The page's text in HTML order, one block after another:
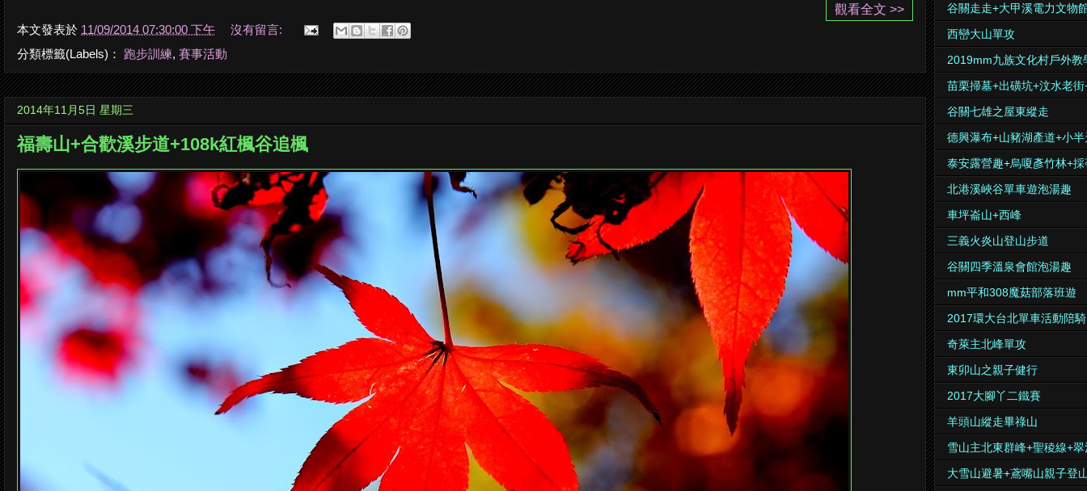
觀看全文 >>
本文發表於 11/09/2014 07:30:00 下午
沒有留言:
分類標籤(Labels)： 跑步訓練, 賽事活動
2014年11月5日 星期三
福壽山+合歡溪步道+108k紅楓谷追楓
谷關走走+大甲溪電力文物
西巒大山單攻
2019mm九族文化村戶外教
苗栗掃墓+出磺坑+汶水老
谷關七雄之屋東縱走
德興瀑布+山豬湖產道+小
泰安露營趣+烏嗄彥竹林+採
北港溪峽谷單車遊泡湯趣
車坪崙山+西峰
三義火炎山登山步道
谷關四季溫泉會館泡湯趣
mm平和308魔菇部落班遊
2017環大台北單車活動陪騎
奇萊主北峰單攻
東卯山之親子健行
2017大腳丫二鐵賽
羊頭山縱走畢祿山
雪山主北東群峰+聖稜線+翠
大雪山避暑+鳶嘴山親子登